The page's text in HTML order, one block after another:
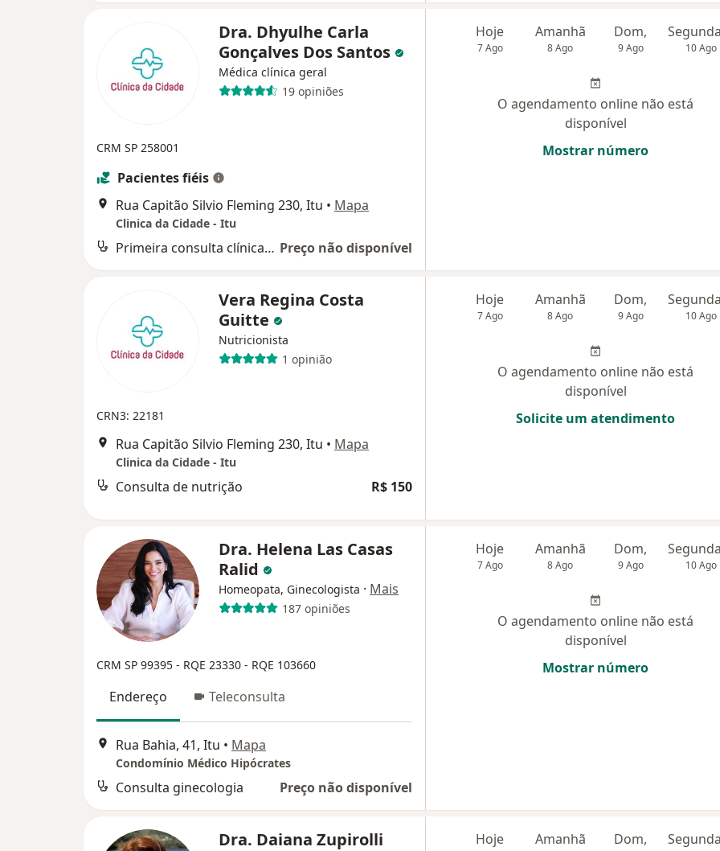
Dra. Dhyulhe Carla
Gonçalves Dos Santos
Médica clínica geral
19 opiniões
CRM SP 258001
Pacientes fiéis
Rua Capitão Silvio Fleming 230, Itu • Mapa
Clinica da Cidade - Itu
Primeira consulta clínica médica Preço não disponível
Hoje
7 Ago
Amanhã
8 Ago
Dom,
9 Ago 10 Ago
O agendamento online não está
disponível
Mostrar número
Vera Regina Costa
Guitte
Nutricionista
1 opinião
CRN3: 22181
Rua Capitão Silvio Fleming 230, Itu • Mapa
Clinica da Cidade - Itu
Consulta de nutrição R$ 150
Hoje
7 Ago
Amanhã
8 Ago
Dom,
9 Ago 10 Ago
O agendamento online não está
disponível
Solicite um atendimento
Dra. Helena Las Casas
Ralid
Homeopata, Ginecologista · Mais
187 opiniões
CRM SP 99395 - RQE 23330 - RQE 103660
Endereço Teleconsulta
Rua Bahia, 41, Itu • Mapa
Condomínio Médico Hipócrates
Consulta ginecologia Preço não disponível
Hoje
7 Ago
Amanhã
8 Ago
Dom,
9 Ago 10 Ago
O agendamento online não está
disponível
Mostrar número
Dra. Daiana Zupirolli
Hoje Amanhã Dom,